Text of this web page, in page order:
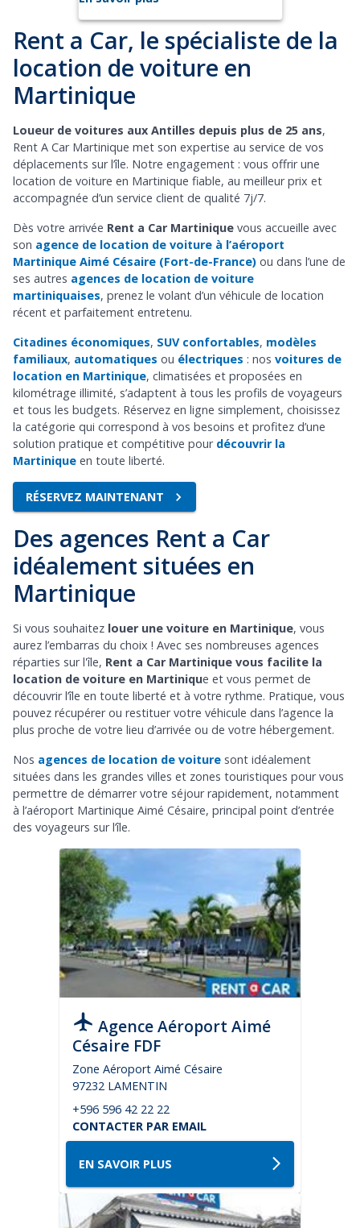
Rent a Car, le spécialiste de la
location de voiture en
Martinique
Loueur de voitures aux Antilles depuis plus de 25 ans,
Rent A Car Martinique met son expertise au service de vos
déplacements sur l’île. Notre engagement : vous offrir une
location de voiture en Martinique fiable, au meilleur prix et
accompagnée d’un service client de qualité 7j/7.
Dès votre arrivée Rent a Car Martinique vous accueille avec
son agence de location de voiture à l’aéroport
Martinique Aimé Césaire (Fort-de-France) ou dans l’une de
ses autres agences de location de voiture
martiniquaises, prenez le volant d’un véhicule de location
récent et parfaitement entretenu.
Citadines économiques, SUV confortables, modèles
familiaux, automatiques ou électriques : nos voitures de
location en Martinique, climatisées et proposées en
kilométrage illimité, s’adaptent à tous les profils de voyageurs
et tous les budgets. Réservez en ligne simplement, choisissez
la catégorie qui correspond à vos besoins et profitez d’une
solution pratique et compétitive pour découvrir la
Martinique en toute liberté.
RÉSERVEZ MAINTENANT
Des agences Rent a Car
idéalement situées en
Martinique
Si vous souhaitez louer une voiture en Martinique, vous
aurez l’embarras du choix ! Avec ses nombreuses agences
réparties sur l'île, Rent a Car Martinique vous facilite la
location de voiture en Martinique et vous permet de
découvrir l’île en toute liberté et à votre rythme. Pratique, vous
pouvez récupérer ou restituer votre véhicule dans l’agence la
plus proche de votre lieu d’arrivée ou de votre hébergement.
Nos agences de location de voiture sont idéalement
situées dans les grandes villes et zones touristiques pour vous
permettre de démarrer votre séjour rapidement, notamment
à l’aéroport Martinique Aimé Césaire, principal point d’entrée
des voyageurs sur l’île.
Agence Aéroport Aimé
Césaire FDF
Zone Aéroport Aimé Césaire
97232 LAMENTIN
+596 596 42 22 22
CONTACTER PAR EMAIL
EN SAVOIR PLUS